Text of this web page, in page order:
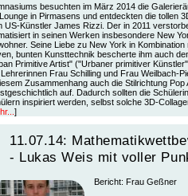
besuchten im März 2014 die
in Pirmasens und entdeckten die tollen
US-Künstler James Rizzi. Der in 2011
in seinen Werken insbesondere New
Seine Liebe zu New York in Kombination
bunten Kunsttechnik bescherte ihm auch
Primitive Artist" ("Urbaner primitiver
Lehrerinnen Frau Schilling und Frau Weilbach-
Zusammenhang auch die Stilrichtung Pop
auf. Dadurch sollten die
inspiriert werden, selbst solche 3D-
]
11.07.14:
- Lukas Weis mit voller
Bericht: Frau Geßner